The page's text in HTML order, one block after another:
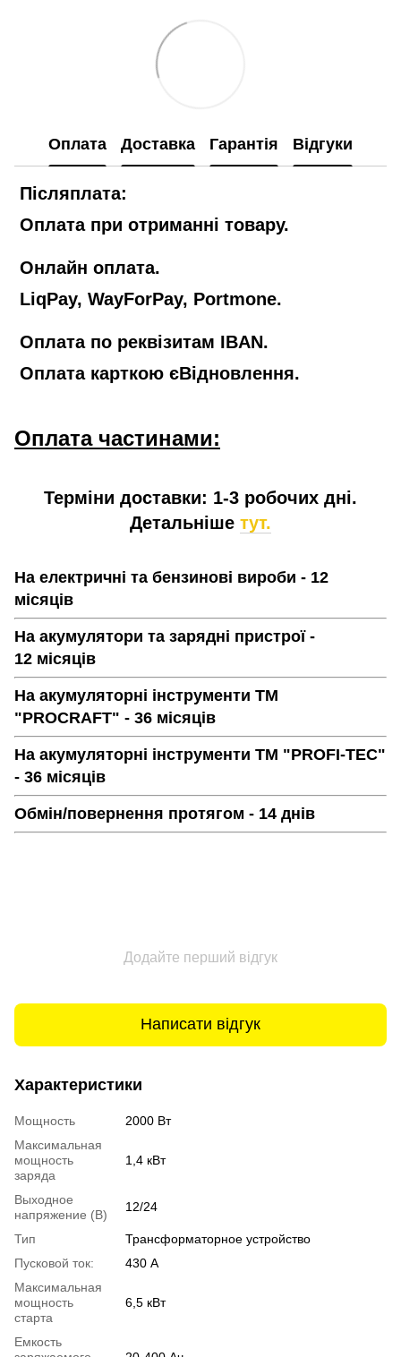
Оплата Доставка Гарантія Відгуки
Післяплата:
Оплата при отриманні товару.
Онлайн оплата.
LiqPay, WayForPay, Portmone.
Оплата по реквізитам IBAN.
Оплата карткою єВідновлення.
Оплата частинами:
Терміни доставки: 1-3 робочих дні.
Детальніше тут.
На електричні та бензинові вироби - 12
місяців
На акумулятори та зарядні пристрої -
12 місяців
На акумуляторні інструменти ТМ
"PROCRAFT" - 36 місяців
На акумуляторні інструменти ТМ "PROFI-TEC"
- 36 місяців
Обмін/повернення протягом - 14 днів
Додайте перший відгук
Написати відгук
Характеристики
Мощность
2000 Вт
Максимальная
мощность
заряда
1,4 кВт
Выходное
напряжение (В)
12/24
Тип
Трансформаторное устройство
Пусковой ток:
430 А
Максимальная
мощность
старта
6,5 кВт
Емкость